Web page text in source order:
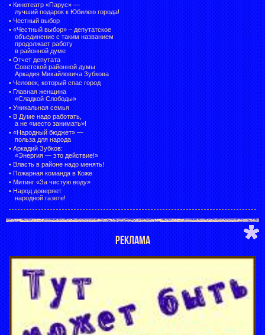
• Кинотеатр «Парус» —
лучший подарок к Юбилею города!
• Честный выбор
• «Честный выбор» – депутатское
объединение с таким названием
продолжает работу
в районной думе
• Отчет депутата
Советской районной думы
Аркадия Михайловича Зубкова
• Человек, который спас город
• Главная женщина
«Сладкой Слободы»
• Уникальная семья
• В Думе надо работать,
а не «место занимать»!
• «Народный бюджет» —
польза для народа
• Аркадий Зубков:
«Энергия — это действие!»
• Власть в районе надо менять!
• Пожарная команда в Коже
• Митинг «За чистую воду»
• Народ доверяет
народной газете!
РЕКЛАМА